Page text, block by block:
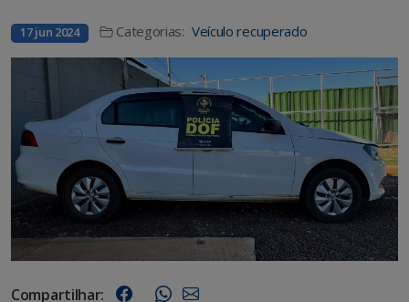
17 jun 2024 Categorias: Veículo recuperado
Compartilhar: